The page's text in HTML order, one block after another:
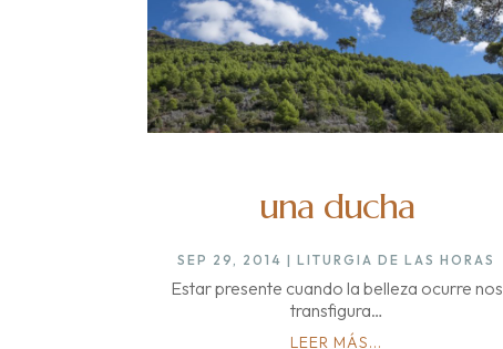
una ducha
SEP 29, 2014 |LITURGIA DE LAS HORAS
Estar presente cuando la belleza ocurre nos
transfigura…
LEER MÁS...